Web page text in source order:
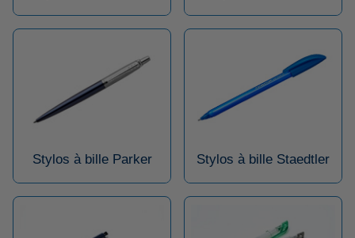
Stylos à bille Parker Stylos à bille Staedtler